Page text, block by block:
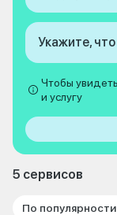
Укажите,
Чтобы
и услугу
5 сервисов
По популярности